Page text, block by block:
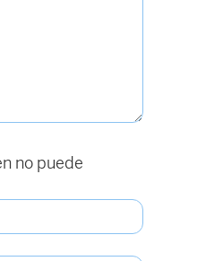
no puede